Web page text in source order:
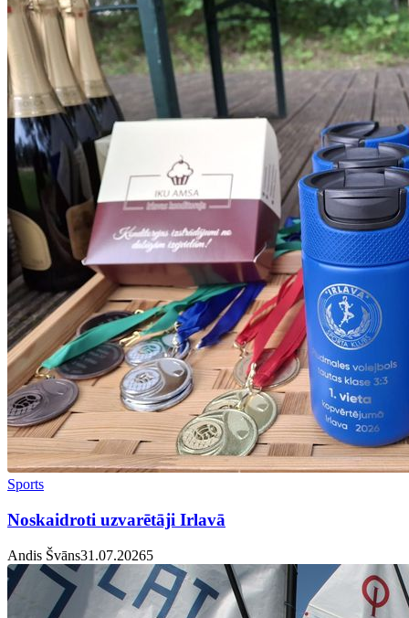
Sports
Noskaidroti uzvarētāji Irlavā
Andis Švāns31.07.20265